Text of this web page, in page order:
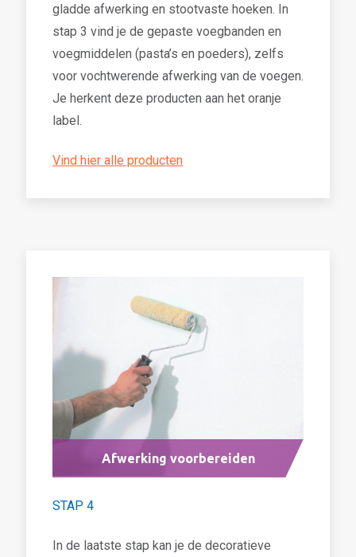
gladde afwerking en stootvaste hoeken. In
stap 3 vind je de gepaste voegbanden en
voegmiddelen (pasta’s en poeders), zelfs
voor vochtwerende afwerking van de voegen.
Je herkent deze producten aan het oranje
label.
Vind hier alle producten
Afwerking voorbereiden
STAP 4
In de laatste stap kan je de decoratieve